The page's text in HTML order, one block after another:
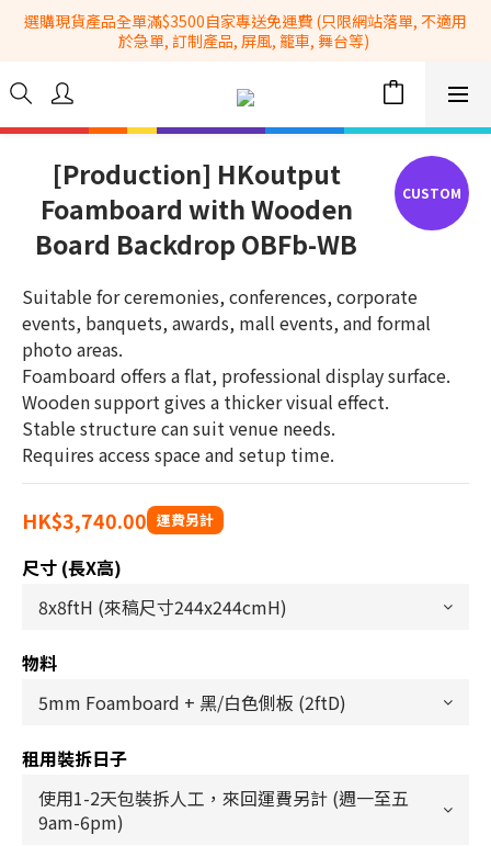
全港No.1一站式設備租售及採購服務供應商
選購現貨產品全單滿$3500自家專送免運費 (只限網站落單, 不適用
於急單, 訂制產品, 屏風, 籠車, 舞台等)
info@hkbasket.com
[Production] HKoutput
Foamboard with Wooden
Board Backdrop OBFb-WB
Suitable for ceremonies, conferences, corporate
events, banquets, awards, mall events, and formal
photo areas.
Foamboard offers a flat, professional display surface.
Wooden support gives a thicker visual effect.
Stable structure can suit venue needs.
Requires access space and setup time.
HK$3,740.00
尺寸 (長x高)
物料
租用裝拆日子